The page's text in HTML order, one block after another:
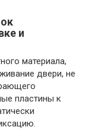
и
материала,
двери, не
пластины к